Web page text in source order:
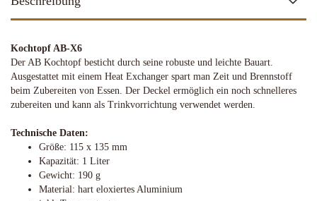
Kochtopf AB-X6
Der AB Kochtopf besticht durch seine robuste und leichte Bauart.
Ausgestattet mit einem Heat Exchanger spart man Zeit und Brennstoff
beim Zubereiten von Essen. Der Deckel ermöglich ein noch schnelleres
zubereiten und kann als Trinkvorrichtung verwendet werden.
Technische Daten:
Größe: 115 x 135 mm
Kapazität: 1 Liter
Gewicht: 190 g
Material: hart eloxiertes Aluminium